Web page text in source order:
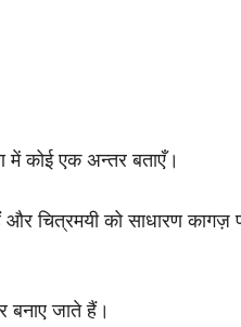
में कोई एक अन्तर बताएँ।
और चित्रमयी को साधारण कागज़
जाते हैं।